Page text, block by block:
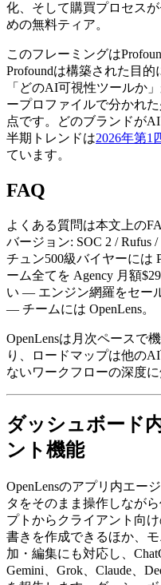
化、そして購買プロセス
めの無料ティア。
このフレーミングは
Profoundは構築された目
「どのAI可視性ツールか
ープロファイルで分かれ
点です。どのブランドが
半期トレンドは2026年第1
ています。
FAQ
よくある質問は本文上の
バージョン: SOC 2 / Rufus
チュン500級バイヤーには
ーム全てを Agency 月額
い — エンジン網羅をセー
— チームには OpenLens。
OpenLensは月次ペースで
り、ロードマップは他の
ないワークフローの深度
ダッシュボード
ント機能
OpenLensのアプリ内エー
タをそのまま操作しなが
プトからクライアント向
書きを作成できるほか、
加・編集にも対応し、
Gemini、Grok、Claude、